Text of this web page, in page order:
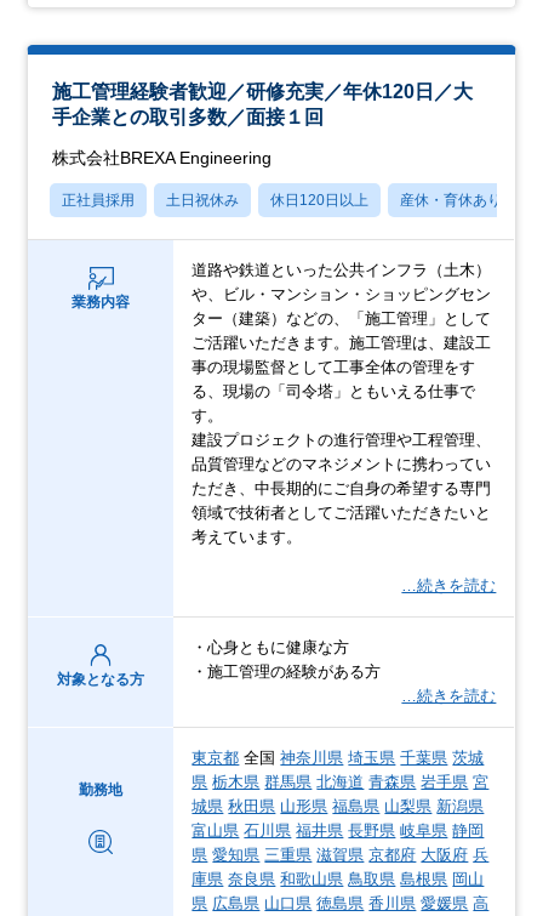
施工管理経験者歓迎／研修充実／年休120日／大
手企業との取引多数／面接１回
株式会社BREXA Engineering
正社員採用 土日祝休み 休日120日以上 産休・育休あり
業務内容
道路や鉄道といった公共インフラ（土木）
や、ビル・マンション・ショッピングセン
ター（建築）などの、「施工管理」として
ご活躍いただきます。施工管理は、建設工
事の現場監督として工事全体の管理をす
る、現場の「司令塔」ともいえる仕事で
す。
建設プロジェクトの進行管理や工程管理、
品質管理などのマネジメントに携わってい
ただき、中長期的にご自身の希望する専門
領域で技術者としてご活躍いただきたいと
考えています。
…続きを読む
対象となる方
・心身ともに健康な方
・施工管理の経験がある方
…続きを読む
勤務地
東京都 全国神奈川県 埼玉県 千葉県 茨城
県 栃木県 群馬県 北海道 青森県 岩手県 宮
城県 秋田県 山形県 福島県 山梨県 新潟県
富山県 石川県 福井県 長野県 岐阜県 静岡
県 愛知県 三重県 滋賀県 京都府 大阪府 兵
庫県 奈良県 和歌山県 鳥取県 島根県 岡山
県 広島県 山口県 徳島県 香川県 愛媛県 高